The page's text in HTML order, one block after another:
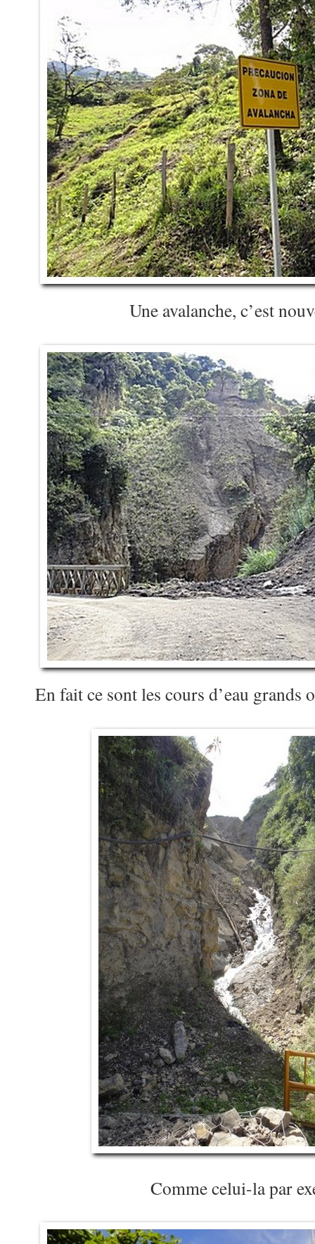
Une avalanche, c’est
En fait ce sont les cours d’eau grands
Comme celui-la par